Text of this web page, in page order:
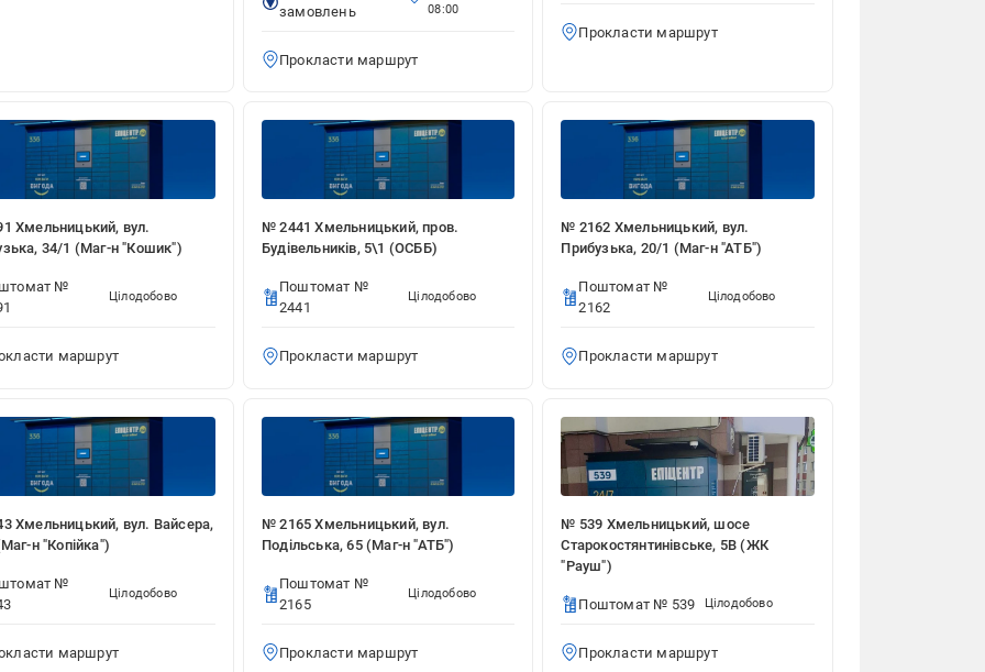
Хмельницький, пров. Будівельників,
(ОСББ)
маршрут
н "АТБ")
маршрут
н "Копійка")
замовлень
08:00
Прокласти маршрут
Прокласти маршрут
Хмельницький, вул.
34/1 (Маг-н "Кошик")
№
Цілодобово
маршрут
№ 2441 Хмельницький, пров.
Будівельників, 5\1 (ОСББ)
Поштомат №
2441
Цілодобово
Прокласти маршрут
№ 2162 Хмельницький, вул.
Прибузька, 20/1 (Маг-н "АТБ")
Поштомат №
2162
Цілодобово
Прокласти маршрут
Хмельницький, вул. Вайсера,
н "Копійка")
№
Цілодобово
маршрут
№ 2165 Хмельницький, вул.
Подільська, 65 (Маг-н "АТБ")
Поштомат №
2165
Цілодобово
Прокласти маршрут
№ 539 Хмельницький, шосе
Старокостянтинівське, 5В (ЖК
"Рауш")
Поштомат № 539 Цілодобово
Прокласти маршрут